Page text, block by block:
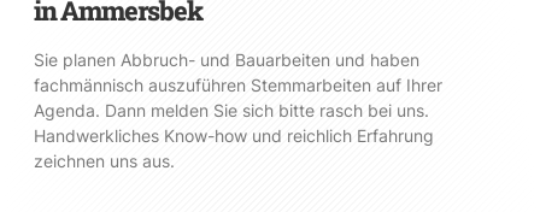
in Ammersbek
Sie planen Abbruch- und Bauarbeiten und haben
fachmännisch auszuführen Stemmarbeiten auf Ihrer
Agenda. Dann melden Sie sich bitte rasch bei uns.
Handwerkliches Know-how und reichlich Erfahrung
zeichnen uns aus.